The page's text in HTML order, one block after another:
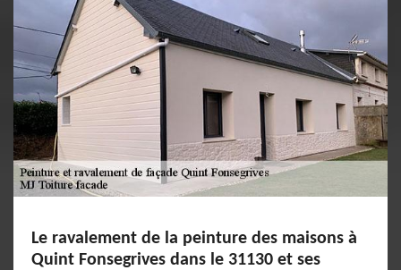
Le ravalement de la peinture des maisons à
Quint Fonsegrives dans le 31130 et ses